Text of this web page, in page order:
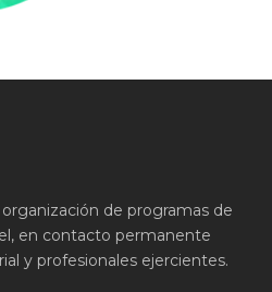
de programas de
en contacto permanente
y profesionales ejercientes.